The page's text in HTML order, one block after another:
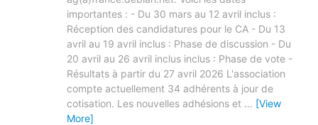
importantes : - Du 30 mars au 12 avril inclus :
Réception des candidatures pour le CA - Du 13
avril au 19 avril inclus : Phase de discussion - Du
20 avril au 26 avril inclus inclus : Phase de vote -
Résultats à partir du 27 avril 2026 L'association
compte actuellement 34 adhérents à jour de
cotisation. Les nouvelles adhésions et … [View
More]